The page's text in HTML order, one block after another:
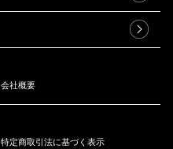
会社概要
特定商取引法に基づく表示